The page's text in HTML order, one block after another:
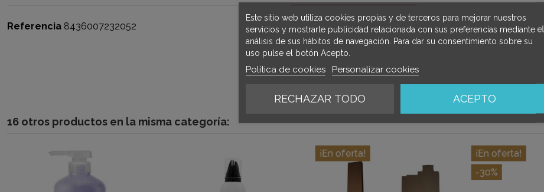
Referencia 8436007232052
16 otros productos en la misma categoría:
¡En oferta!
Este sitio web utiliza cookies propias y de terceros para mejorar nuestros
servicios y mostrarle publicidad relacionada con sus preferencias mediante el
análisis de sus hábitos de navegación. Para dar su consentimiento sobre su
uso pulse el botón Acepto.
Política de cookies Personalizar cookies
RECHAZAR TODO ACEPTO